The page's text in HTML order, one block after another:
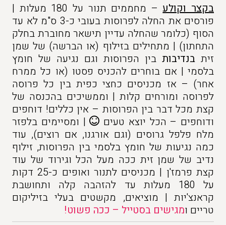
בקצר וקולע
– מחממים תנור על 180 מעלות |
פורסים את החלה לפרוסות בעובי כ-3 ס"מ לא עד
הסוף (כלומר שהחלה עדיין תישאר מחוברת בחלק
התחתון) | מתחילים בזילוף (או הברשה) של שמן
זית בנדיבות בין הפרוסות וגם נגיעה של חומץ
בלסמי | אם בוחרים להכניס פסטו (או כל ממרח
אחר) – אז מכניסים כחצי כפית בין כל פרוסה
לפרוסה ומורחים קלות | וממשיכים בהכנסה של
קצת מכל דבר בין הפרוסות – אין כללים! דוחפים
ודוחפים – הכל יוצא טעים
| ומסיימים בלפזר
מלח פלפל גרוסים (וגם אורגנו, אם רוצים), עוד
כמה נגיעות של חומץ בלסמי בין הפרוסות, זילוף
נדיב של שמן זית ככה מעל הכל וגירוד של עוד
קצת פרמז'ן | מכניסים לתנור ואופים כ-25 דקות
על 180 מעלות עד להזהבה קלה ותחושבת
קראנצ'יות | מוציאים, מקשטים בעלי בזיליקום
טריים ומגישים בסטייל – ככה פשוט!